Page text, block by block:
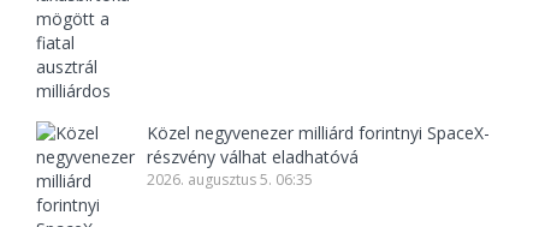
Közel negyvenezer milliárd forintnyi SpaceX-
részvény válhat eladhatóvá
2026. augusztus 5. 06:35